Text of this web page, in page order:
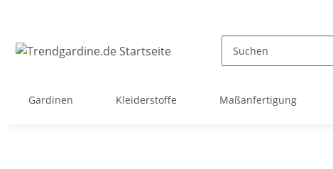
Gardinen Kleiderstoffe Maßanfertigung